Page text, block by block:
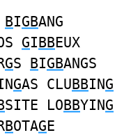
BIGBANG
GIBBEUX
GS BIGBANGS
GAS CLUBBING
SITE LOBBYING
BOTAGE